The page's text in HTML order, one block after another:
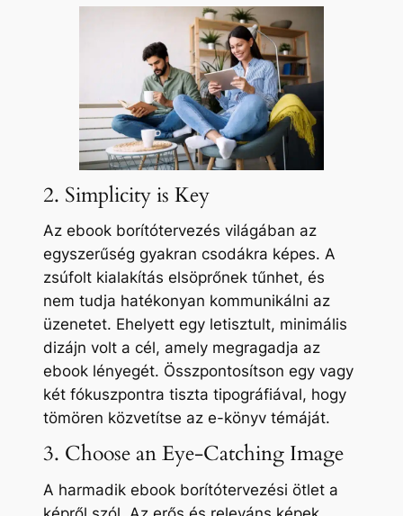
2. Simplicity is Key
Az ebook borítótervezés világában az
egyszerűség gyakran csodákra képes. A
zsúfolt kialakítás elsöprőnek tűnhet, és
nem tudja hatékonyan kommunikálni az
üzenetet. Ehelyett egy letisztult, minimális
dizájn volt a cél, amely megragadja az
ebook lényegét. Összpontosítson egy vagy
két fókuszpontra tiszta tipográfiával, hogy
tömören közvetítse az e-könyv témáját.
3. Choose an Eye-Catching Image
A harmadik ebook borítótervezési ötlet a